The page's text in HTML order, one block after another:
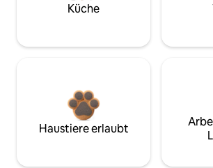
Küche
Haustiere erlaubt